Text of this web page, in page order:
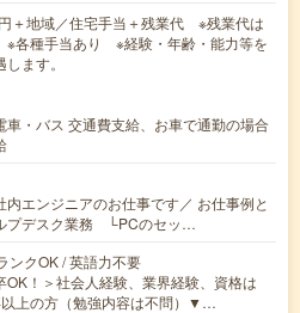
＋地域／住宅手当＋残業代 ※残業代は
各種手当あり ※経験・年齢・能力等を
ます。
・バス 交通費支給、お車で通勤の場合
内エンジニアのお仕事です／ お仕事例と
プデスク業務 └PCのセッ…
ンクOK / 英語力不要
OK！＞社会人経験、業界経験、資格は
上の方（勉強内容は不問）▼…